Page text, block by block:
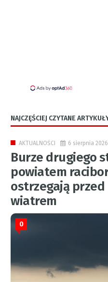
NAJCZĘŚCIEJ CZYTANE
AKTUALNOŚCI 6 sierpnia 2026
Burze drugiego
powiatem
ostrzegają
wiatrem
0